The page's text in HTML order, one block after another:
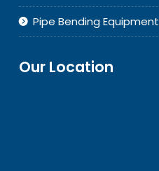
Pipe Bending Equipment
Our Location